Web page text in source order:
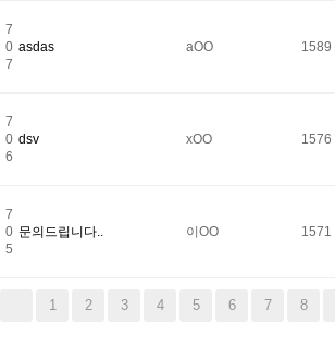
7
0
7
asdas aOO 1589
7
0
6
dsv xOO 1576
7
0
5
문의드립니다.. 이OO 1571
1 2 3 4 5 6 7 8